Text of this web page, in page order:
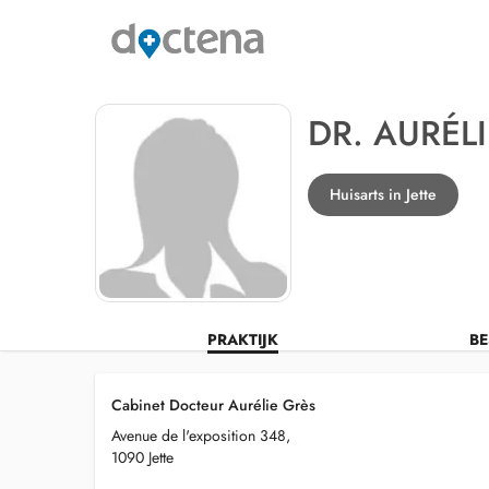
DR.
Huisarts in Jette
PRAKTIJK
Cabinet Docteur Aurélie Grès
Avenue de l'exposition 348,
1090 Jette